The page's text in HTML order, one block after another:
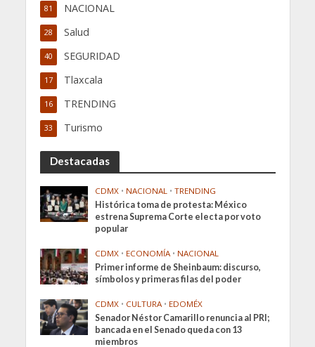
NACIONAL
81
Salud
28
SEGURIDAD
40
Tlaxcala
17
TRENDING
16
Turismo
33
Destacadas
CDMX • NACIONAL • TRENDING
Histórica toma de protesta: México
estrena Suprema Corte electa por voto
popular
CDMX • ECONOMÍA • NACIONAL
Primer informe de Sheinbaum: discurso,
símbolos y primeras filas del poder
CDMX • CULTURA • EDOMÉX
Senador Néstor Camarillo renuncia al PRI;
bancada en el Senado queda con 13
miembros